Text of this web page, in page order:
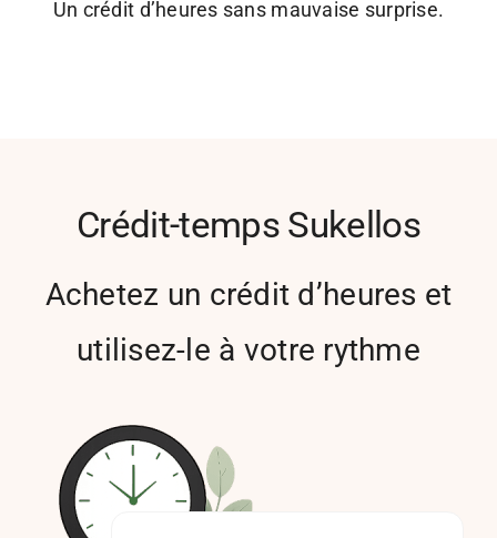
Un crédit d’heures sans mauvaise surprise.
Crédit-temps Sukellos
Achetez un crédit d’heures et
utilisez-le à votre rythme